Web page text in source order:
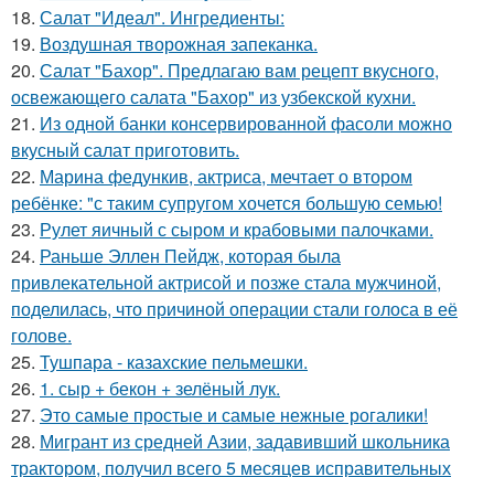
18. Салат "Идеал". Ингредиенты:
19. Воздушная творожная запеканка.
20. Салат "Бахор". Предлагаю вам рецепт вкусного,
освежающего салата "Бахор" из узбекской кухни.
21. Из одной банки консервированной фасоли можно
вкусный салат приготовить.
22. Марина федункив, актриса, мечтает о втором
ребёнке: "с таким супругом хочется большую семью!
23. Рулет яичный с сыром и крабовыми палочками.
24. Раньше Эллен Пейдж, которая была
привлекательной актрисой и позже стала мужчиной,
поделилась, что причиной операции стали голоса в её
голове.
25. Тушпара - казахские пельмешки.
26. 1. сыр + бекон + зелёный лук.
27. Это самые простые и самые нежные рогалики!
28. Мигрант из средней Азии, задавивший школьника
трактором, получил всего 5 месяцев исправительных